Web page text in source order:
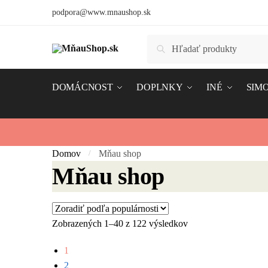
podpora@www.mnaushop.sk
Vyhľadávanie
DOMÁCNOST DOPLNKY INÉ
Domov / Mňau shop
Mňau shop
Zobrazených 1–40 z 122 výsledkov
1
2